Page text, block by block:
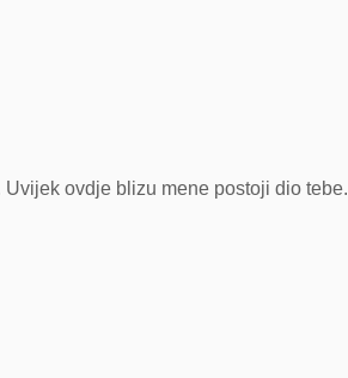
ovdje blizu mene postoji dio tebe.